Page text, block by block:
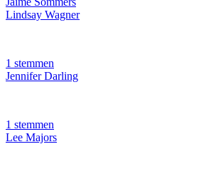
Lindsay Wagner
1 stemmen
Jennifer Darling
1 stemmen
Lee Majors